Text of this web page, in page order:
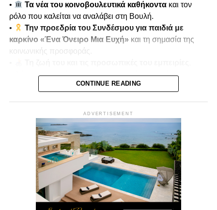
•
Τα νέα του κοινοβουλευτικά καθήκοντακαι τον
ρόλο που καλείται να αναλάβει στη Βουλή.
•
Την προεδρία του Συνδέσμου για παιδιά με
καρκίνο «Ένα Όνειρο Μια Ευχή» και τη σημασία της
κοινωνικής προσφοράς.
μιλώντας ανοιχτά για τον τραυματισμό του κατά την
τουρκική εισβολή του 1974.
Παρουσιάζει οΜίκης Κασάπης
Δευτέρα 22/12 στις 7μμ
Vouli Report— αποκλειστικά στοVouli.TV
CONTINUE READING
ADVERTISEMENT